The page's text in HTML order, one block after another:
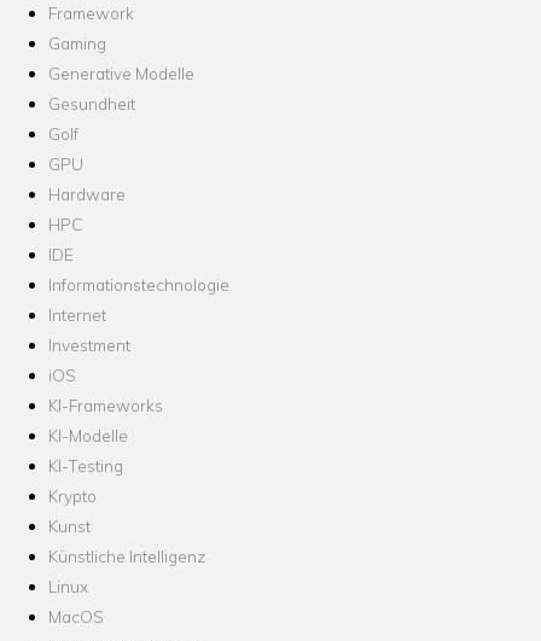
Framework
Gaming
Generative Modelle
Gesundheit
Golf
GPU
Hardware
HPC
IDE
Informationstechnologie
Internet
Investment
iOS
KI-Frameworks
KI-Modelle
KI-Testing
Krypto
Kunst
Künstliche Intelligenz
Linux
MacOS